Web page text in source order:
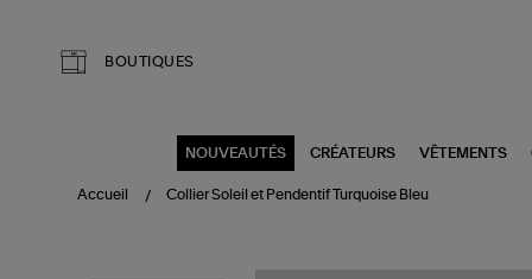
BOUTIQUES
NOUVEAUTÉS CRÉATEURS VÊTEMENTS
Accueil Collier Soleil et Pendentif Turquoise Bleu